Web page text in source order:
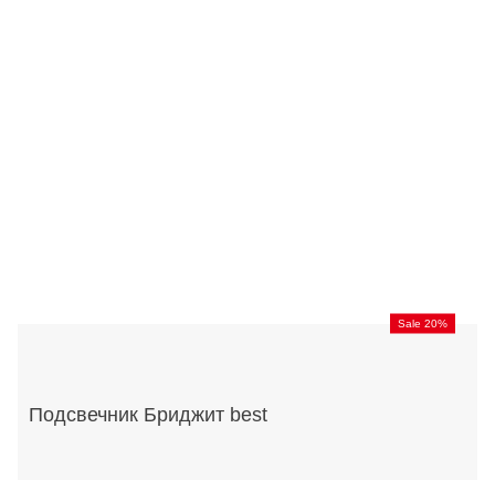
Sale 20%
Подсвечник Бриджит best